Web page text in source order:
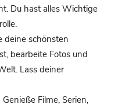
Du hast alles Wichtige
deine schönsten
bearbeite Fotos und
Lass deiner
Genieße Filme, Serien,